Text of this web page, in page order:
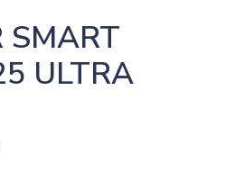
SMART
ULTRA